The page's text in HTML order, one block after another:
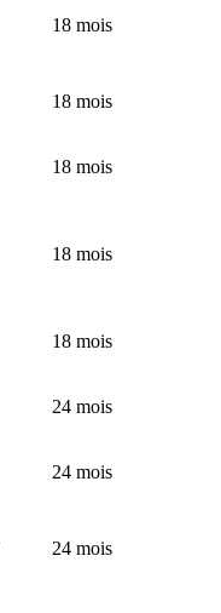
18 mois
18 mois
18 mois
18 mois
18 mois
24 mois
24 mois
24 mois